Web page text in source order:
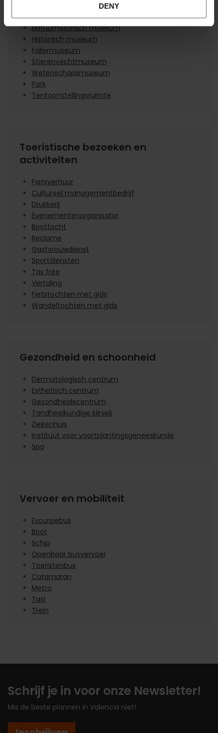
DENY
Kunstmuseum
Natuurhistorisch museum
Historisch museum
Fallermuseum
Stierenvechtmuseum
Wetenschapsmuseum
Park
Tentoonstellingsruimte
Toeristische bezoeken en
activiteiten
Fietsverhuur
Cultureel managementbedrijf
Drukkerij
Evenementenorganisator
Boottocht
Reclame
Gastvrouwdienst
Sportdiensten
Tax free
Vertaling
Fietstochten met gids
Wandeltochten met gids
Gezondheid en schoonheid
Dermatologisch centrum
Esthetisch centrum
Gezondheidscentrum
Tandheelkundige kliniek
Ziekenhuis
Instituut voor voortplantingsgeneeskunde
Spa
Vervoer en mobiliteit
Excursiebus
Boot
Schip
Openbaar busvervoer
Toeristenbus
Catamaran
Metro
Taxi
Trein
Schrijf je in voor onze Newsletter!
Mis de beste plannen in Valencia niet!